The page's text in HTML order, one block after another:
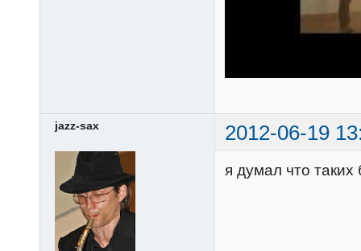
jazz-sax 2012-06-19
я думал что